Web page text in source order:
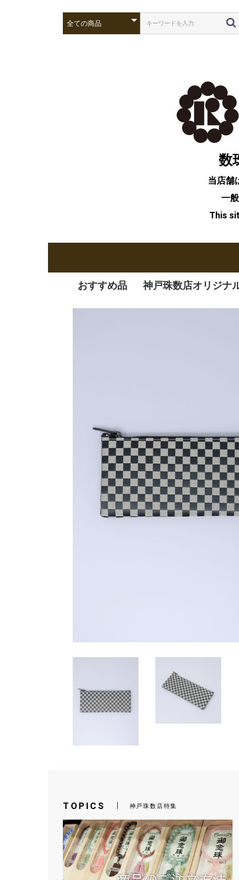
数
当店舗
一
This
おすすめ品
新商品
定番品
逸品
特価品
神戸珠数店オリジナ
オリジナル品
一凛
清水焼
TOPICS 神戸珠数店特集